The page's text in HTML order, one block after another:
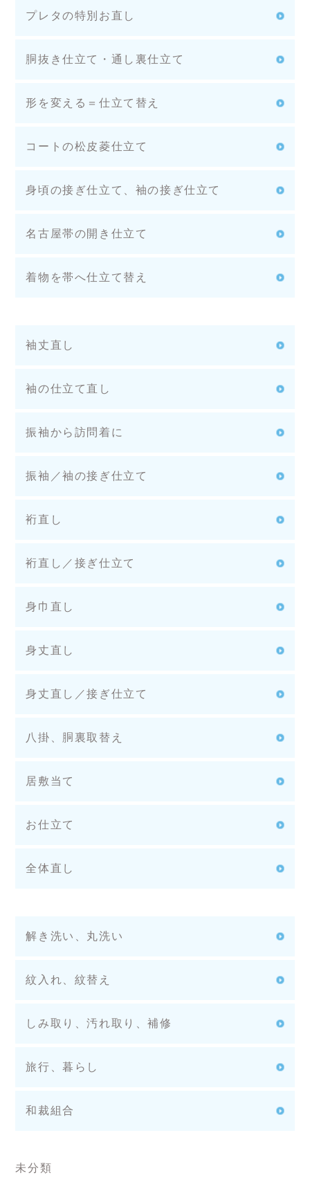
プレタの特別お直し
胴抜き仕立て・通し裏仕立て
形を変える＝仕立て替え
コートの松皮菱仕立て
身頃の接ぎ仕立て、袖の接ぎ仕立て
名古屋帯の開き仕立て
着物を帯へ仕立て替え
袖丈直し
袖の仕立て直し
振袖から訪問着に
振袖／袖の接ぎ仕立て
裄直し
裄直し／接ぎ仕立て
身巾直し
身丈直し
身丈直し／接ぎ仕立て
八掛、胴裏取替え
居敷当て
お仕立て
全体直し
解き洗い、丸洗い
紋入れ、紋替え
しみ取り、汚れ取り、補修
旅行、暮らし
和裁組合
未分類